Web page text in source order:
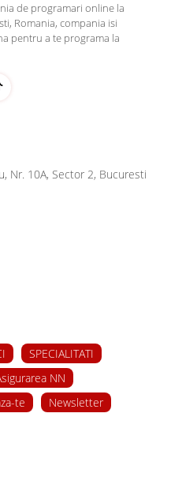
de programari online la
Romania, compania isi
pentru a te programa la
Nr. 10A, Sector 2, Bucuresti
SPECIALITATI
NN
te Newsletter